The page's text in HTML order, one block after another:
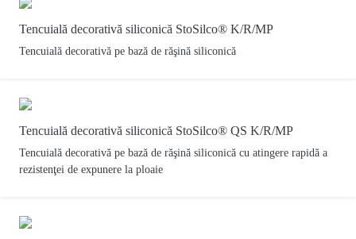
Tencuială decorativă siliconică StoSilco® K/R/MP
Tencuială decorativă pe bază de răşină siliconică
Tencuială decorativă siliconică StoSilco® QS K/R/MP
Tencuială decorativă pe bază de răşină siliconică cu atingere rapidă a
rezistenţei de expunere la ploaie